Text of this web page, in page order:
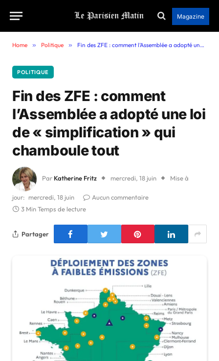
Magazine
Home » Politique » Fin des ZFE : comment l’Assemblée a adopté une loi de « simplification » qui chamboule tout
POLITIQUE
Fin des ZFE : comment
l’Assemblée a adopté une loi
de « simplification » qui
chamboule tout
Par Katherine Fritz mercredi, 18 juin Mise à
jour: mercredi, 18 juin
Aucun commentaire
3 Min Temps de lecture
Partager